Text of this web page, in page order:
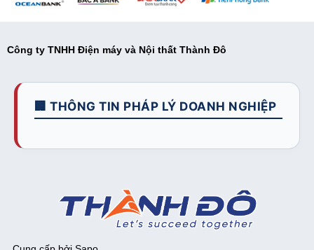
Công ty TNHH Điện máy và Nội thất Thành Đô
🏢 THÔNG TIN PHÁP LÝ DOANH NGHIỆP